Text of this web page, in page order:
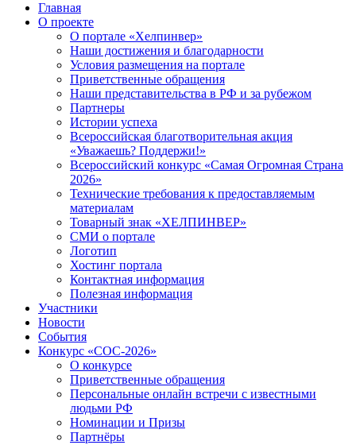
Главная
О проекте
О портале «Хелпинвер»
Наши достижения и благодарности
Условия размещения на портале
Приветственные обращения
Наши представительства в РФ и за рубежом
Партнеры
Истории успеха
Всероссийская благотворительная акция
«Уважаешь? Поддержи!»
Всероссийский конкурс «Самая Огромная Страна
2026»
Технические требования к предоставляемым
материалам
Товарный знак «ХЕЛПИНВЕР»
СМИ о портале
Логотип
Хостинг портала
Контактная информация
Полезная информация
Участники
Новости
События
Конкурс «СОС-2026»
О конкурсе
Приветственные обращения
Персональные онлайн встречи с известными
людьми РФ
Номинации и Призы
Партнёры